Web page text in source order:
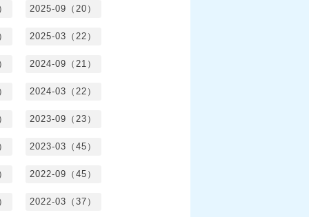
2025-09（20）
2025-03（22）
2024-09（21）
2024-03（22）
2023-09（23）
2023-03（45）
2022-09（45）
2022-03（37）